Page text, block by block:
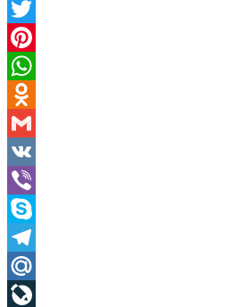
Facebook
Twitter
Pinterest
WhatsApp
Odnoklassniki
Gmail
VK
Viber
Skype
Telegram
Mail.Ru